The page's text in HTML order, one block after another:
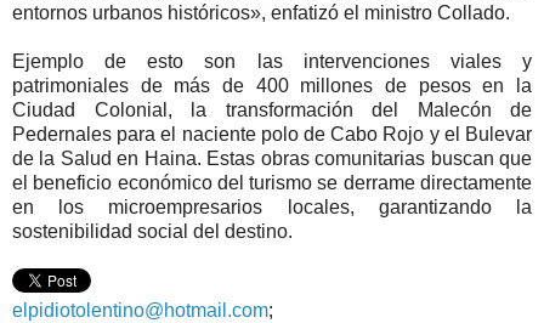
entornos urbanos históricos», enfatizó el ministro Collado.
Ejemplo de esto son las intervenciones viales y
patrimoniales de más de 400 millones de pesos en la
Ciudad Colonial, la transformación del Malecón de
Pedernales para el naciente polo de Cabo Rojo y el Bulevar
de la Salud en Haina. Estas obras comunitarias buscan que
el beneficio económico del turismo se derrame directamente
en los microempresarios locales, garantizando la
sostenibilidad social del destino.
elpidiotolentino@hotmail.com;